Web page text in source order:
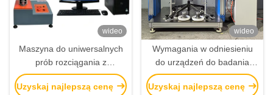
wideo
Maszyna do uniwersalnych
prób rozciągania z
pojedynczą kolumną
sterowana komputerowo
Uzyskaj najlepszą cenę
wideo
Wymagania w odniesieniu
do urządzeń do badania
podłogi krzesła
Uzyskaj najlepszą cenę